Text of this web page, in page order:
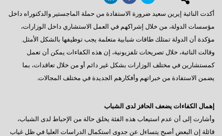
أكدت النائبة إيرين سعيد ضرورة الاستفادة من حملة الماجستير والدكتوراه داخل
مؤسسات الدولة، من خلال إشراكهم في العمل الاستشاري داخل الوزارات،
مؤكدة أن الدولة تمتلك طاقات شبابية متعلمة يجب توظيفها بالشكل الأمثل.
وقالت النائبة، خلال تصريحات تلفزيونية، إن هذه الكفاءات يمكن أن تعمل
كمستشارين في مختلف الوزارات بشكل غير دائم أو من خلال تعاقدات، بما
يضمن الاستفادة من خبراتهم وأفكارهم الجديدة في مختلف المجالات.
إهمال الكفاءات يضعف الحافز لدى الشباب
وأشارت إلى أن عدم استيعاب هذه الفئة يخلق حالة من الإحباط لدى الشباب،
قائلة إن البعض أصبح يتساءل عن جدوى استكمال الدراسات العليا في ظل غياب